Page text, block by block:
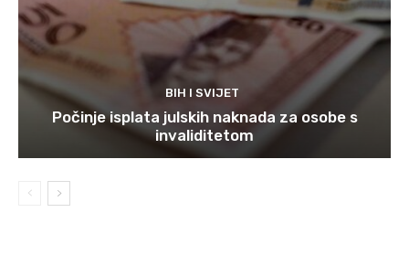
BIH I SVIJET
Počinje isplata julskih naknada za osobe s
invaliditetom